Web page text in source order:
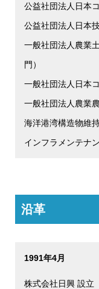
公益社団法人日本
公益社団法人日本
一般社団法人農業
門）
一般社団法人日本
一般社団法人農業
海洋港湾構造物維
インフラメンテナ
沿革
1991年4月
株式会社日興 設立